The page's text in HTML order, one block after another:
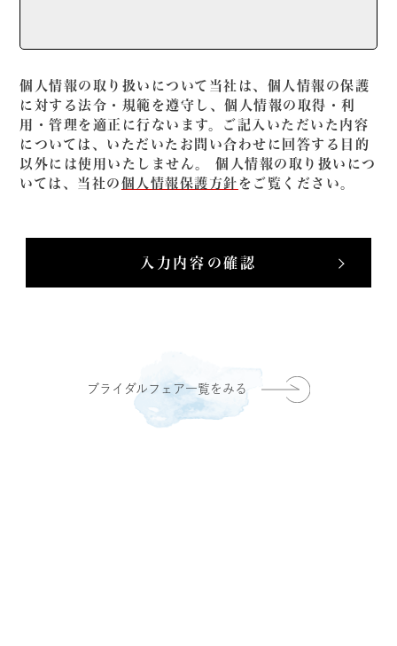
個人情報の取り扱いについて当社は、個人情報の保護
に対する法令・規範を遵守し、個人情報の取得・利
用・管理を適正に行ないます。ご記入いただいた内容
については、いただいたお問い合わせに回答する目的
以外には使用いたしません。 個人情報の取り扱いにつ
いては、当社の 個人情報保護方針 をご覧ください。
入力内容の確認
ブライダルフェア一覧をみる